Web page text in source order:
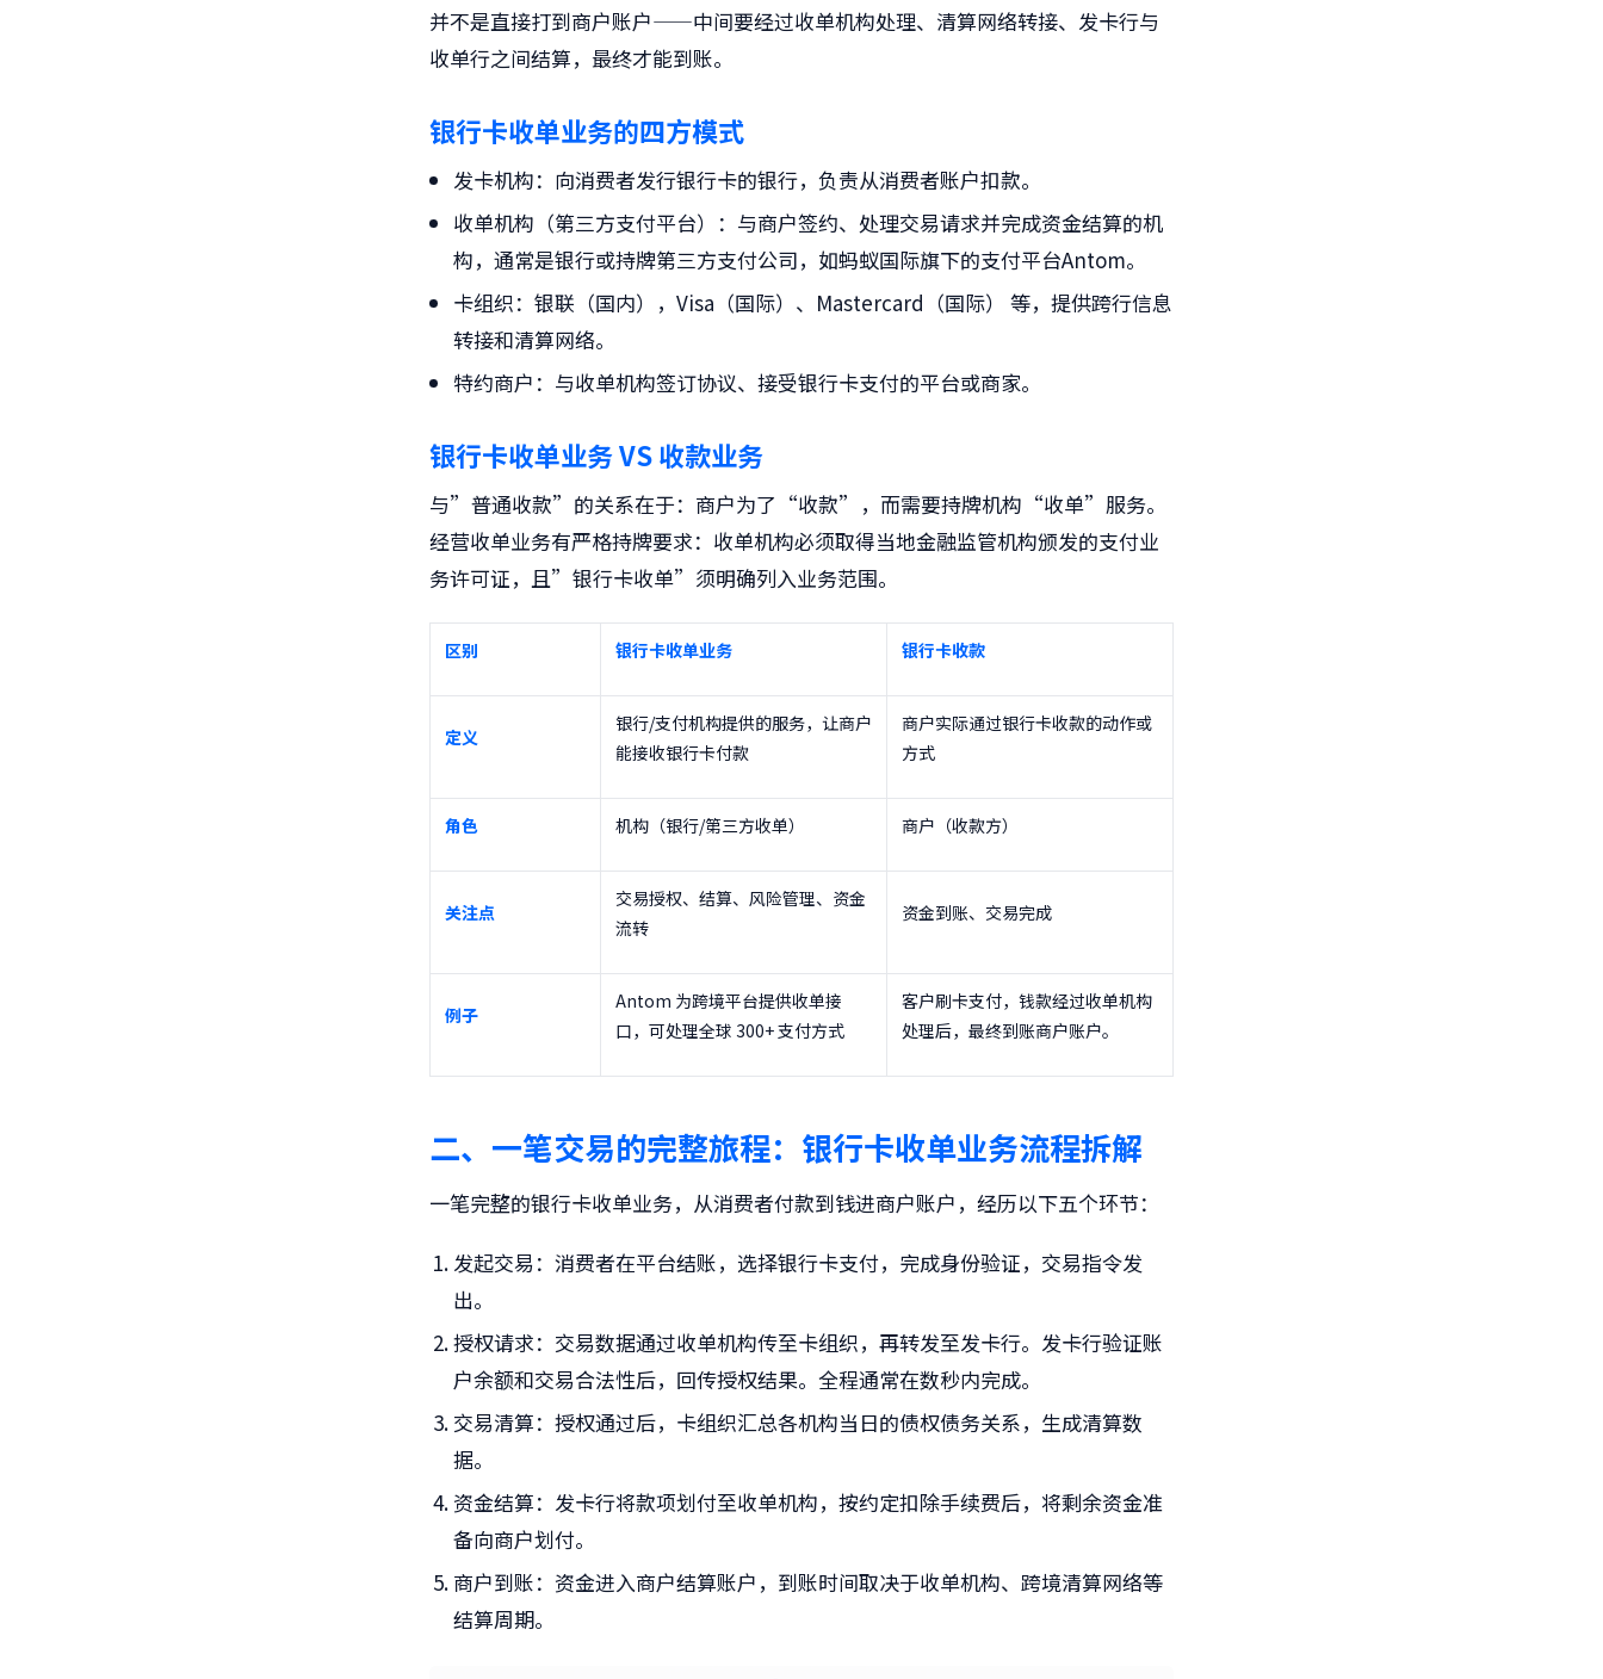
并不是直接打到商户账户——中间要经过收单机构处理、清算网络转接、发卡行与
收单行之间结算，最终才能到账。
银行卡收单业务的四方模式
发卡机构：向消费者发行银行卡的银行，负责从消费者账户扣款。
收单机构（第三方支付平台） ：与商户签约、处理交易请求并完成资金结算的机
构，通常是银行或持牌第三方支付公司，如蚂蚁国际旗下的支付平台Antom。
卡组织：银联（国内），Visa（国际）、Mastercard（国际） 等，提供跨行信息
转接和清算网络。
特约商户 ：与收单机构签订协议、接受银行卡支付的平台或商家。
银行卡收单业务 VS 收款业务
与”普通收款”的关系在于：商户为了“收款”，而需要持牌机构“收单”服务。
经营收单业务有严格持牌要求：收单机构必须取得当地金融监管机构颁发的支付业
务许可证，且”银行卡收单”须明确列入业务范围。
区别 银行卡收单业务 银行卡收款
定义
银行/支付机构提供的服务，让商户
能接收银行卡付款
商户实际通过银行卡收款的动作或
方式
角色 机构（银行/第三方收单） 商户（收款方）
关注点
交易授权、结算、风险管理、资金
流转
资金到账、交易完成
例子
Antom 为跨境平台提供收单接
口，可处理全球 300+ 支付方式
客户刷卡支付，钱款经过收单机构
处理后，最终到账商户账户。
二、一笔交易的完整旅程：银行卡收单业务流程拆解
一笔完整的银行卡收单业务，从消费者付款到钱进商户账户，经历以下五个环节：
发起交易：消费者在平台结账，选择银行卡支付，完成身份验证，交易指令发
出。
授权请求：交易数据通过收单机构传至卡组织，再转发至发卡行。发卡行验证账
户余额和交易合法性后，回传授权结果。全程通常在数秒内完成。
交易清算：授权通过后，卡组织汇总各机构当日的债权债务关系，生成清算数
据。
资金结算：发卡行将款项划付至收单机构，按约定扣除手续费后，将剩余资金准
备向商户划付。
商户到账：资金进入商户结算账户，到账时间取决于收单机构、跨境清算网络等
结算周期。